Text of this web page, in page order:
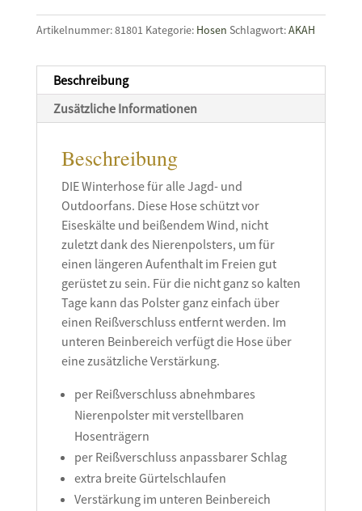
Artikelnummer:81801 Kategorie: Hosen Schlagwort:AKAH
Beschreibung
Zusätzliche Informationen
Beschreibung
DIE Winterhose für alle Jagd- und
Outdoorfans. Diese Hose schützt vor
Eiseskälte und beißendem Wind, nicht
zuletzt dank des Nierenpolsters, um für
einen längeren Aufenthalt im Freien gut
gerüstet zu sein. Für die nicht ganz so kalten
Tage kann das Polster ganz einfach über
einen Reißverschluss entfernt werden. Im
unteren Beinbereich verfügt die Hose über
eine zusätzliche Verstärkung.
per Reißverschluss abnehmbares
Nierenpolster mit verstellbaren
Hosenträgern
per Reißverschluss anpassbarer Schlag
extra breite Gürtelschlaufen
Verstärkung im unteren Beinbereich